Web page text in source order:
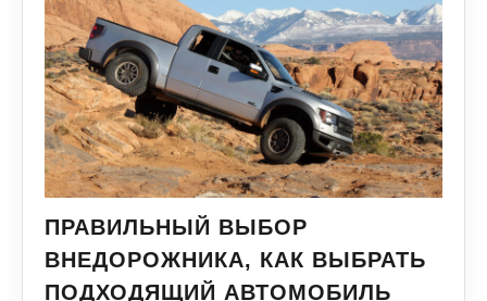
ПРАВИЛЬНЫЙ ВЫБОР
ВНЕДОРОЖНИКА, КАК ВЫБРАТЬ
ПОДХОДЯЩИЙ АВТОМОБИЛЬ